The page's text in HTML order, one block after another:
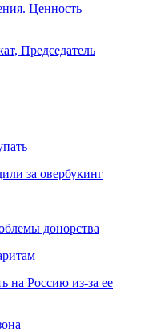
Ценность
Председатель
за овербукинг
донорства
на Россию из-за ее